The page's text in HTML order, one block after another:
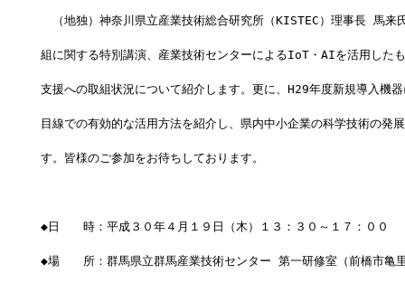
（地独）神奈川県立産業技術総合研究所（KISTEC）理事長 馬来
組に関する特別講演、産業技術センターによるIoT・AIを活用した
支援への取組状況について紹介します。更に、H29年度新規導入機
目線での有効的な活用方法を紹介し、県内中小企業の科学技術の発
す。皆様のご参加をお待ちしております。
◆日　　時：平成３０年４月１９日（木）１３：３０～１７：００
◆場　　所：群馬県立群馬産業技術センター 第一研修室（前橋市亀